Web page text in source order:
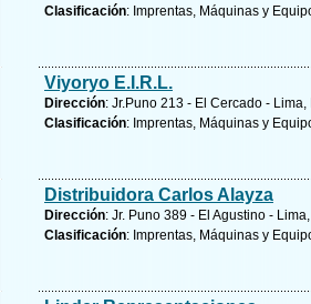
Clasificación: Imprentas, Máquinas y
Viyoryo E.I.R.L.
Dirección: Jr.Puno 213 - El Cercado - Lima,
Clasificación: Imprentas, Máquinas y
Distribuidora Carlos Alayza
Dirección: Jr. Puno 389 - El Agustino -
Clasificación: Imprentas, Máquinas y